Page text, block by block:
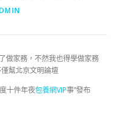
做家務，不然我也得學做家務
幫北京文明論壇
十件年夜包養網VIP事”發布